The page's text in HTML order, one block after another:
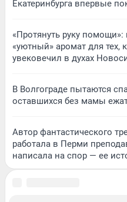
Екатеринбурга впервые
«Протянуть руку
«уютный» аромат для тех,
увековечил в духах
В Волгограде пытаются
оставшихся без мамы
Автор фантастического
работала в Перми
написала на спор — ее